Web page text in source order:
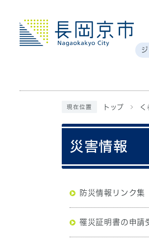
現在位置 トップ く
災害情報
防災情報リンク集
罹災証明書の申請